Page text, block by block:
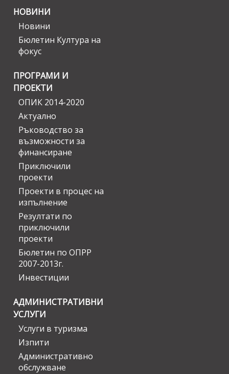
НОВИНИ
Новини
Бюлетин Култура на
фокус
ПРОГРАМИ И
ПРОЕКТИ
ОПИК 2014-2020
Актуално
Ръководство за
възможности за
финансиране
Приключили
проекти
Проекти в процес на
изпълнение
Резултати по
приключили
проекти
Бюлетин по ОПРР
2007-2013г.
Инвестиции
АДМИНИСТРАТИВНИ
УСЛУГИ
Услуги в туризма
Изпити
Административно
обслужване